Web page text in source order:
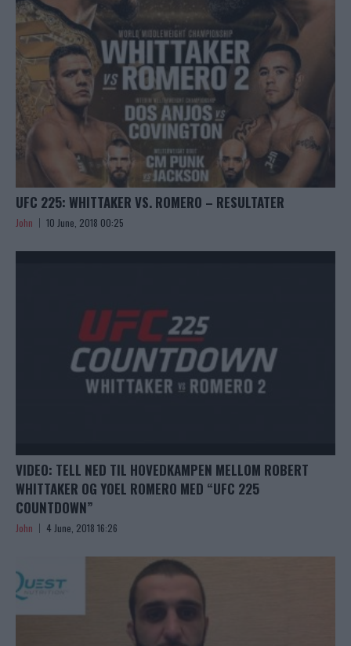
UFC 225: WHITTAKER VS. ROMERO – RESULTATER
John 10 June, 2018 00:25
VIDEO: TELL NED TIL HOVEDKAMPEN MELLOM ROBERT
WHITTAKER OG YOEL ROMERO MED “UFC 225
COUNTDOWN”
John 4 June, 2018 16:26